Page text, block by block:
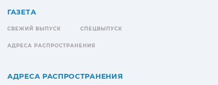
ГАЗЕТА
СВЕЖИЙ ВЫПУСК СПЕЦВЫПУСК
АДРЕСА РАСПРОСТРАНЕНИЯ
АДРЕСА РАСПРОСТРАНЕНИЯ